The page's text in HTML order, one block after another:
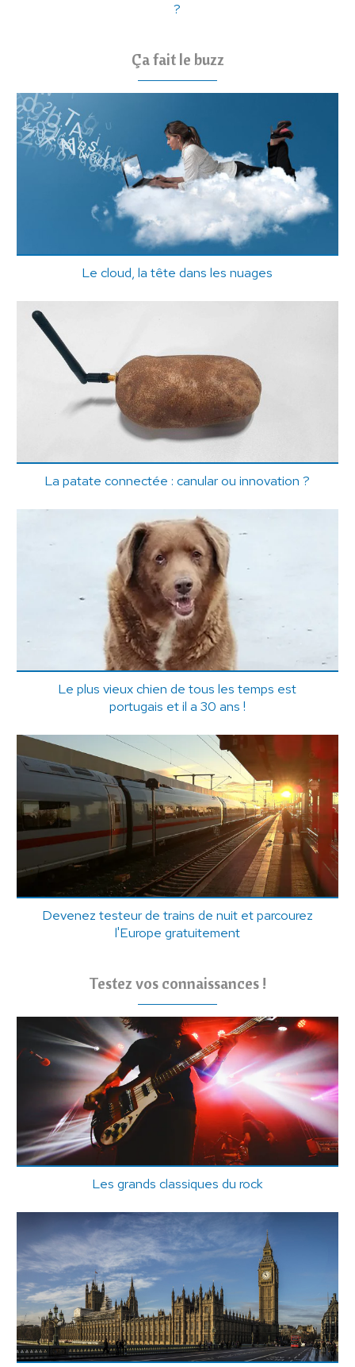
?
Ça fait le buzz
Le cloud, la tête dans les nuages
La patate connectée : canular ou innovation ?
Le plus vieux chien de tous les temps est
portugais et il a 30 ans !
Devenez testeur de trains de nuit et parcourez
l'Europe gratuitement
Testez vos connaissances !
Les grands classiques du rock